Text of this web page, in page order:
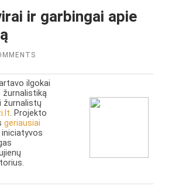
ir garbingai apie
ilgokai
žurnalistų
. Projekto
geriausiai